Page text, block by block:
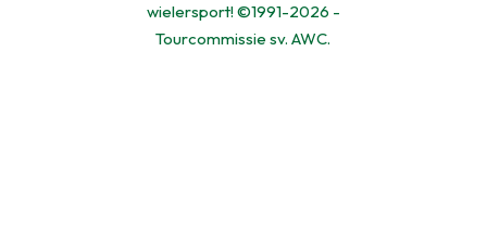
wielersport! ©1991-2026 -
Tourcommissie sv. AWC.